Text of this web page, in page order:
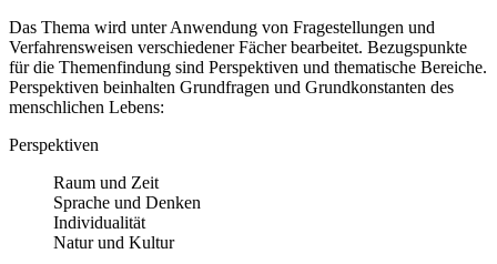
Das Thema wird unter Anwendung von Fragestellungen und
Verfahrensweisen verschiedener Fächer bearbeitet. Bezugspunkte
für die Themenfindung sind Perspektiven und thematische Bereiche.
Perspektiven beinhalten Grundfragen und Grundkonstanten des
menschlichen Lebens:
Perspektiven
Raum und Zeit
Sprache und Denken
Individualität
Natur und Kultur